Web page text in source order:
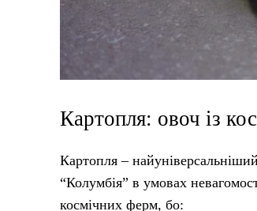
Картопля: овоч із
Картопля –
“Колумбія” в умовах
космічних ферм, бо: